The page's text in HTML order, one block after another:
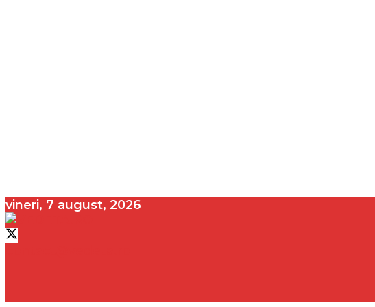
vineri, 7 august, 2026